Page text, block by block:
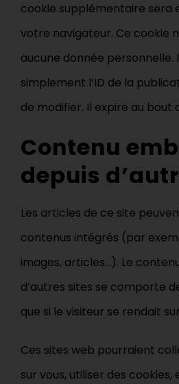
cookie supplémentaire sera
votre navigateur. Ce cookie
aucune donnée personnelle.
simplement l’ID de la
de modifier. Il expire au bout
Contenu
depuis
Les articles de ce site
contenus intégrés (par
images, articles…). Le
d’autres sites se comporte
que si le visiteur se rendait
Ces sites web pourraient
sur vous, utiliser des